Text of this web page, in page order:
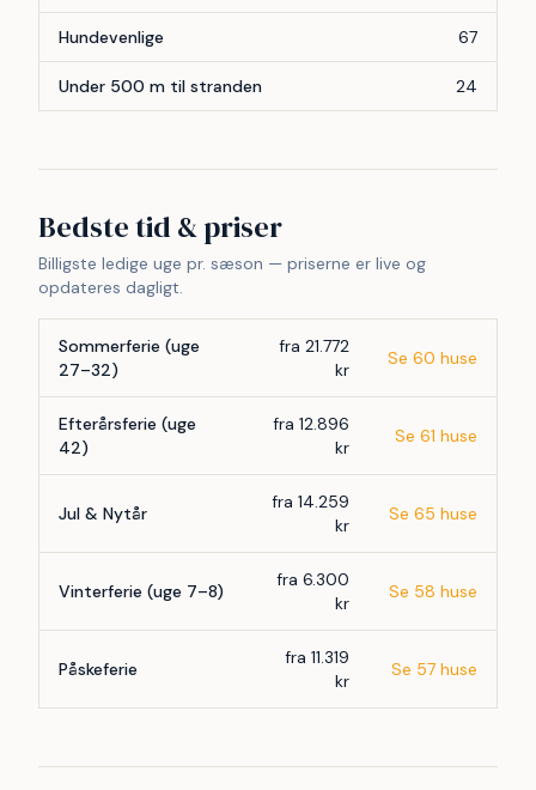
Hundevenlige 67
Under 500 m til stranden 24
Bedste tid & priser
Billigste ledige uge pr. sæson — priserne er live og
opdateres dagligt.
Sommerferie (uge
27–32)
fra 21.772
kr
Se 60 huse
Efterårsferie (uge
42)
fra 12.896
kr
Se 61 huse
Jul & Nytår
fra 14.259
kr
Se 65 huse
Vinterferie (uge 7–8)
fra 6.300
kr
Se 58 huse
Påskeferie
fra 11.319
kr
Se 57 huse